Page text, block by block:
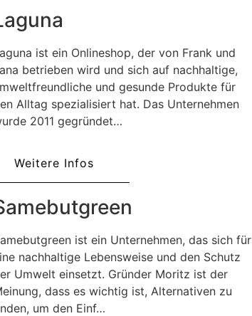
ist ein Onlineshop, der von Frank und
betrieben wird und sich auf nachhaltige,
und gesunde Produkte für
Alltag spezialisiert hat. Das Unternehmen
2011 gegründet…
Weitere Infos
ist ein Unternehmen, das sich für
nachhaltige Lebensweise und den Schutz
Umwelt einsetzt. Gründer Moritz ist der
dass es wichtig ist, Alternativen zu
um den Einf…